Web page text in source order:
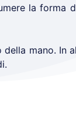
la forma
mano. In